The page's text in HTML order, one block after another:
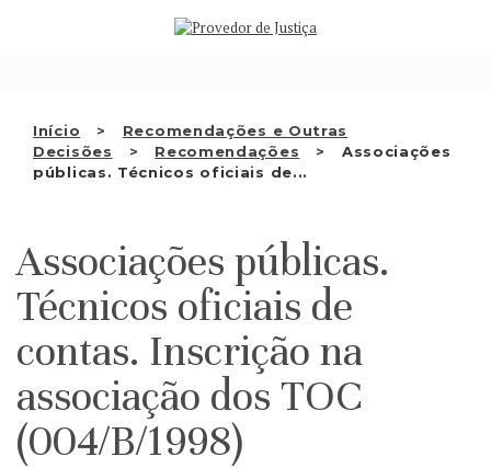
Início
Recomendações e Outras
Decisões
Recomendações
Associações
públicas. Técnicos oficiais de...
QUEM SOMOS
RECOMENDAÇÕES E OUTRAS
DECISÕES
APRESENTAR QUEIXA
PT
Associações públicas.
Técnicos oficiais de
contas. Inscrição na
associação dos TOC
(004/B/1998)